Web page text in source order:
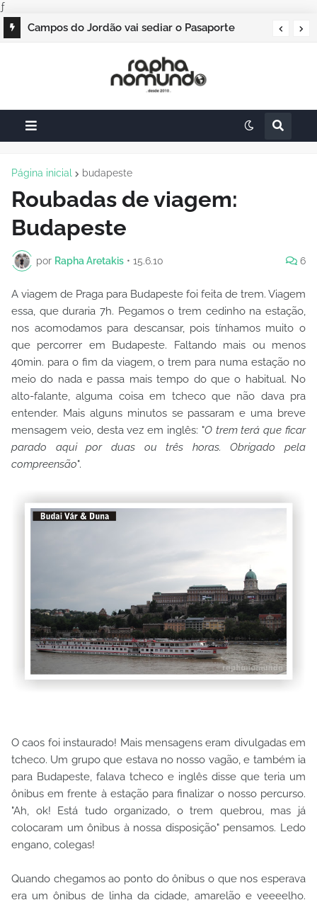
ƒ
Campos do Jordão vai sediar o Pasaporte
Página inicial budapeste
Roubadas de viagem:
Budapeste
por Rapha Aretakis • 15.6.10 6
A viagem de Praga para Budapeste foi feita de trem. Viagem
essa, que duraria 7h. Pegamos o trem cedinho na estação,
nos acomodamos para descansar, pois tínhamos muito o
que percorrer em Budapeste. Faltando mais ou menos
40min. para o fim da viagem, o trem para numa estação no
meio do nada e passa mais tempo do que o habitual. No
alto-falante, alguma coisa em tcheco que não dava pra
entender. Mais alguns minutos se passaram e uma breve
mensagem veio, desta vez em inglês: "O trem terá que ficar
parado aqui por duas ou três horas. Obrigado pela
compreensão".
O caos foi instaurado! Mais mensagens eram divulgadas em
tcheco. Um grupo que estava no nosso vagão, e também ia
para Budapeste, falava tcheco e inglês disse que teria um
ônibus em frente à estação para finalizar o nosso percurso.
"Ah, ok! Está tudo organizado, o trem quebrou, mas já
colocaram um ônibus à nossa disposição" pensamos. Ledo
engano, colegas!
Quando chegamos ao ponto do ônibus o que nos esperava
era um ônibus de linha da cidade, amarelão e veeeelho.